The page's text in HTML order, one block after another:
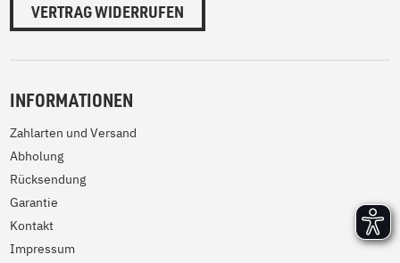
VERTRAG WIDERRUFEN
INFORMATIONEN
Zahlarten und Versand
Abholung
Rücksendung
Garantie
Kontakt
Impressum